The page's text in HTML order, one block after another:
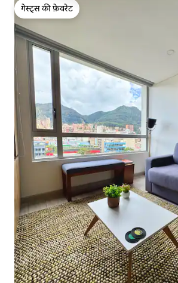
गेस्ट्स की फ़ेवरेट
गेस्ट्स की फ़ेवरेट